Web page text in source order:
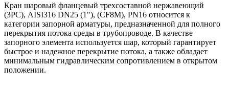
Кран шаровый фланцевый трехсоставной нержавеющий
(3PC), AISI316 DN25 (1"), (CF8M), PN16 относится к
категории запорной арматуры, предназначенной для полного
перекрытия потока среды в трубопроводе. В качестве
запорного элемента используется шар, который гарантирует
быстрое и надежное перекрытие потока, а также обладает
минимальным гидравлическим сопротивлением в открытом
положении.